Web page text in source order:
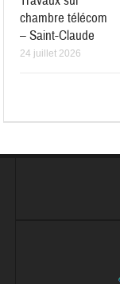
chambre télécom
– Saint-Claude
24 juillet 2026